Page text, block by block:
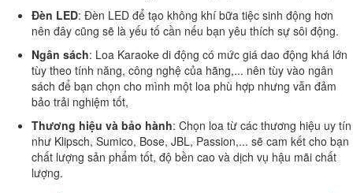
Đèn LED: Đèn LED để tạo không khí bữa tiệc sinh động hơn
nên đây cũng sẽ là yếu tố cần nếu bạn yêu thích sự sôi động.
Ngân sách: Loa Karaoke di động có mức giá dao động khá lớn
tùy theo tính năng, công nghệ của hãng,... nên tùy vào ngân
sách để bạn chọn cho mình một loa phù hợp nhưng vẫn đảm
bảo trải nghiệm tốt,
Thương hiệu và bảo hành: Chọn loa từ các thương hiệu uy tín
như Klipsch, Sumico, Bose, JBL, Passion,... sẽ cam kết cho bạn
chất lượng sản phẩm tốt, độ bền cao và dịch vụ hậu mãi chất
lượng.